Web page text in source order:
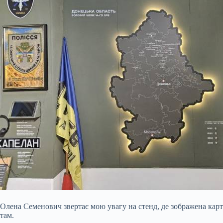
Олена Семенович звертає мою увагу на стенд, де зображена
там.